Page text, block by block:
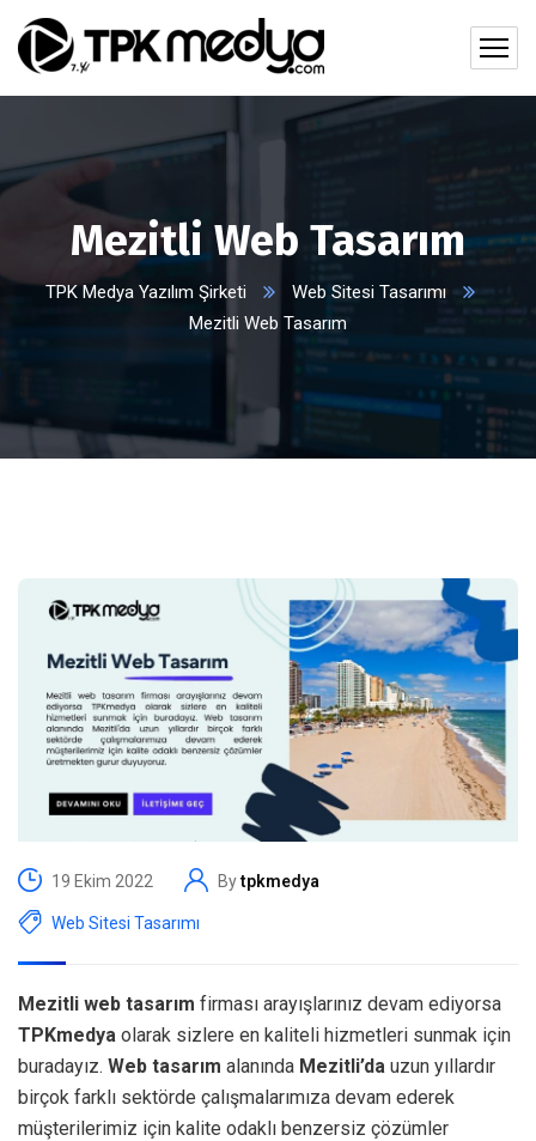
Mezitli Web Tasarım
TPK Medya Yazılım Şirketi
Web Sitesi Tasarımı
Mezitli Web Tasarım
19 Ekim 2022 Bytpkmedya
Web Sitesi Tasarımı
Mezitli web tasarım firması arayışlarınız devam ediyorsa
TPKmedya olarak sizlere en kaliteli hizmetleri sunmak için
buradayız. Web tasarım alanında Mezitli’da uzun yıllardır
birçok farklı sektörde çalışmalarımıza devam ederek
müşterilerimiz için kalite odaklı benzersiz çözümler